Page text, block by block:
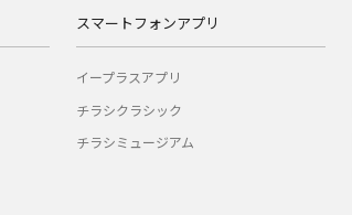
スマートフォンアプリ
イープラスアプリ
チラシクラシック
チラシミュージアム